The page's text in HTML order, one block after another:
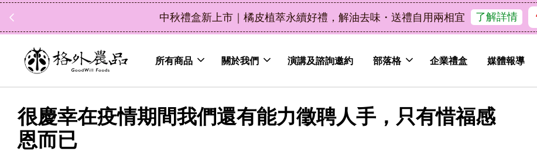
中秋禮盒新上市｜橘皮植萃永續好禮，解油去味・送禮自用兩相宜 了解詳情
所有商品 關於我們 演講及諮詢邀約 部落格 企業禮盒 媒體報導
很慶幸在疫情期間我們還有能力徵聘人手，只有惜福感
恩而已